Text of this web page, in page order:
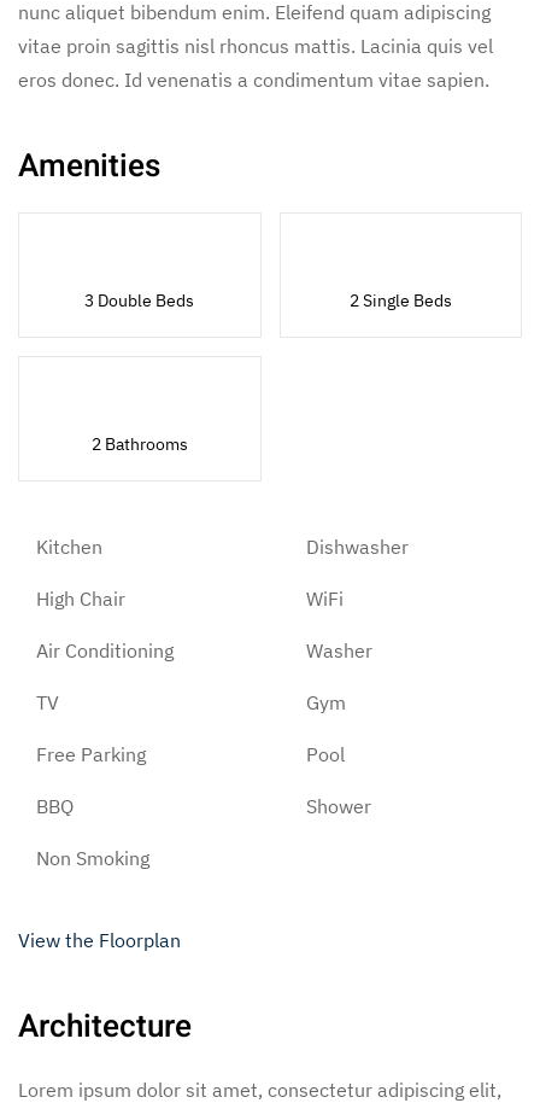
nunc aliquet bibendum enim. Eleifend quam adipiscing
vitae proin sagittis nisl rhoncus mattis. Lacinia quis vel
eros donec. Id venenatis a condimentum vitae sapien.
Amenities
3 Double Beds 2 Single Beds
2 Bathrooms
Kitchen Dishwasher
High Chair WiFi
Air Conditioning Washer
TV Gym
Free Parking Pool
BBQ Shower
Non Smoking
View the Floorplan
Architecture
Lorem ipsum dolor sit amet, consectetur adipiscing elit,